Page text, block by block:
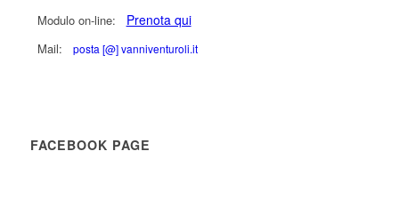
Modulo on-line: Prenota qui
Mail: posta [@] vanniventuroli.it
FACEBOOK PAGE